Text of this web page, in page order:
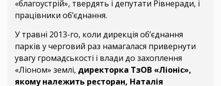
«благоустрій», твердять і депутати Рівнеради, і
працівники об’єднання.
У травні 2013-го, коли дирекція об’єднання
парків у черговий раз намагалася привернути
увагу громадськості і влади до захоплення
«Ліоном» землі, директорка ТзОВ «Ліоніс»,
якому належить ресторан, Наталія